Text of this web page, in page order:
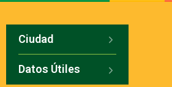
Ciudad
Datos Útiles